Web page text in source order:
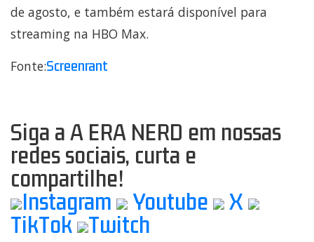
de agosto, e também estará disponível para
streaming na HBO Max.
Fonte:Screenrant
Siga a A ERA NERD em nossas
redes sociais, curta e
compartilhe!
Instagram Youtube X
TikTok Twitch